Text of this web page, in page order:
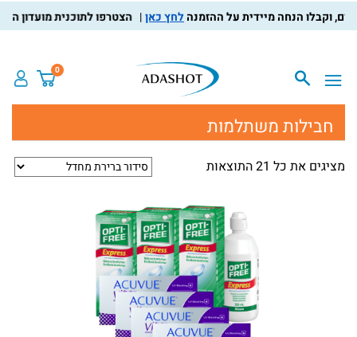
לחץ כאן הצטרפו לתוכנית מועדון הלקוחות,
0
חבילות משתלמות
מציגים את כל ⁦21⁩ התוצאות